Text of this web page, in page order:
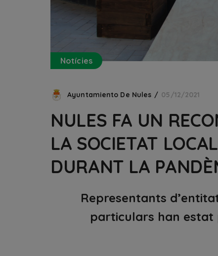
Notícies
Ayuntamiento De Nules 05/12/2021
NULES FA UN
LA SOCIETAT
DURANT LA
Representants
particulars han estat